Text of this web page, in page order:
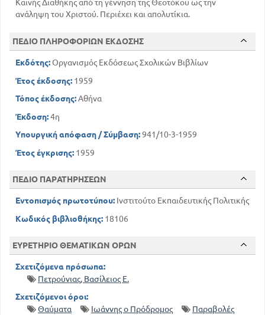
Ο ΙΗΣΟΥΣ ΕΥΛΟΓΕΙ ΤΑ ΠΑΙΔΙΑ
ΚΕΦ 7
ΟΙ ΤΕΛΕΥΤΑΙΕΣ ΠΡΟ ΤΩΝ ΠΑΘΩΝ ΥΨΗΛΕΣ
ΔΙΔΑΣΚΑΛΙΕΣ ΤΟΥ ΣΩΤΗΡΟΣ
ΚΕΦ 8
ΤΑ ΑΓΙΑ ΠΑΘΗ
ΚΕΦ 9
ΕΙΚΟΝΕΣ
Καινής Διαθήκης από τη γέννηση της Θεοτόκου ως την
ανάληψη του Χριστού. Περιέχει και απολυτίκια.
ΠΕΔΙΟ ΠΛΗΡΟΦΟΡΙΩΝ ΕΚΔΟΣΗΣ
Εκδότης:Οργανισμός Εκδόσεως Σχολικών Βιβλίων
Έτος έκδοσης: 1959
Τόπος έκδοσης:Αθήνα
Έκδοση:4η
Υπουργική απόφαση / Σύμβαση:941/10-3-1959
Έτος έγκρισης: 1959
ΠΕΔΙΟ ΠΑΡΑΤΗΡΗΣΕΩΝ
Εντοπισμός πρωτοτύπου: Ινστιτούτο Εκπαιδευτικής Πολιτικής
Κωδικός βιβλιοθήκης: 18106
ΕΥΡΕΤΗΡΙΟ ΘΕΜΑΤΙΚΩΝ ΟΡΩΝ
Σχετιζόμενα πρόσωπα:
Πετρούνιας, Βασίλειος Ε.
Σχετιζόμενοι όροι:
Θαύματα
Ιωάννης ο Πρόδρομος
Παραβολές